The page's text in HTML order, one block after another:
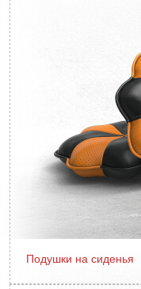
Подушки на сиденья